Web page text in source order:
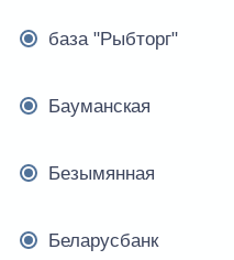
база "Рыбторг"
Бауманская
Безымянная
Беларусбанк